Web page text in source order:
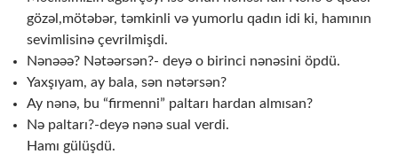
gözəl,mötəbər, təmkinli və yumorlu qadın idi ki, hamının
sevimlisinə çevrilmişdi.
Nənəəə? Nətəərsən?- deyə o birinci nənəsini öpdü.
Yaxşıyam, ay bala, sən nətərsən?
Ay nənə, bu “firmenni” paltarı hardan almısan?
Nə paltarı?-deyə nənə sual verdi.
Hamı gülüşdü.